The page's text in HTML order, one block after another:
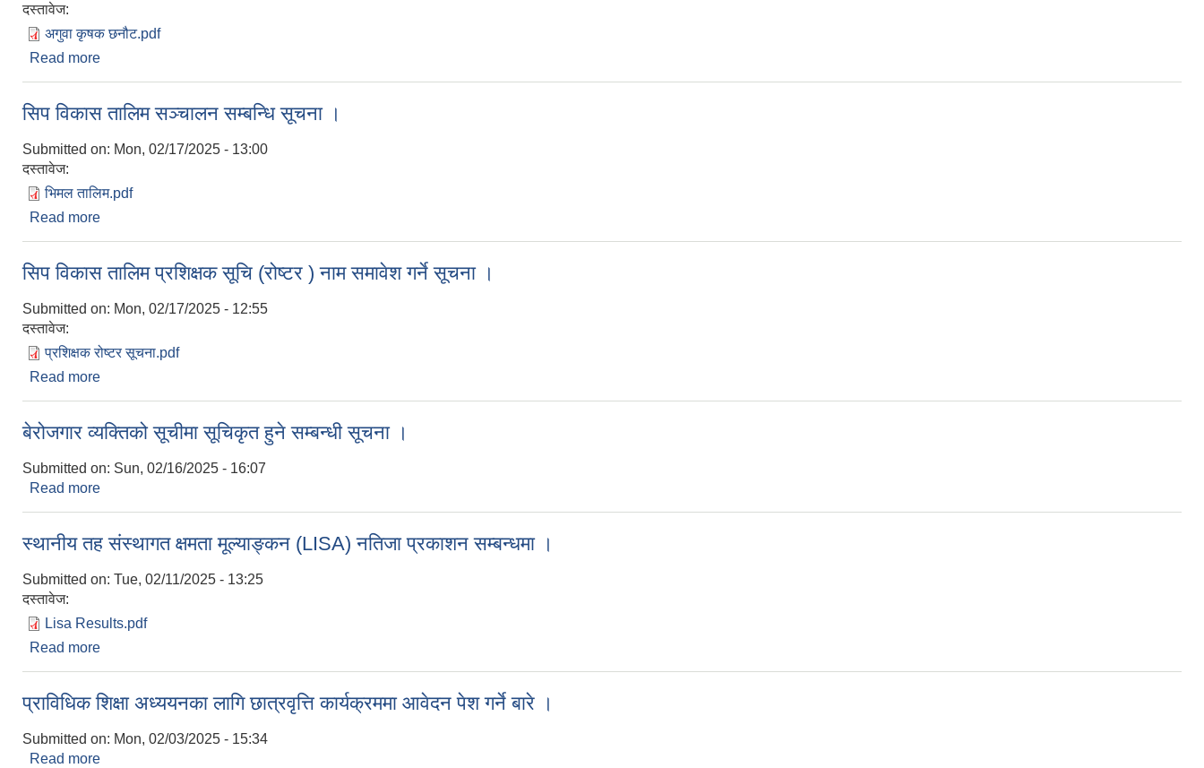
दस्तावेज:
अगुवा कृषक छनौट.pdf
Read more
सिप विकास तालिम सञ्चालन सम्बन्धि सूचना ।
Submitted on: Mon, 02/17/2025 - 13:00
दस्तावेज:
भिमल तालिम.pdf
Read more
सिप विकास तालिम प्रशिक्षक सूचि (रोष्टर ) नाम समावेश गर्ने सूचना ।
Submitted on: Mon, 02/17/2025 - 12:55
दस्तावेज:
प्रशिक्षक रोष्टर सूचना.pdf
Read more
बेरोजगार व्यक्तिको सूचीमा सूचिकृत हुने सम्बन्धी सूचना ।
Submitted on: Sun, 02/16/2025 - 16:07
Read more
स्थानीय तह संस्थागत क्षमता मूल्याङ्कन (LISA) नतिजा प्रकाशन सम्बन्धमा ।
Submitted on: Tue, 02/11/2025 - 13:25
दस्तावेज:
Lisa Results.pdf
Read more
प्राविधिक शिक्षा अध्ययनका लागि छात्रवृत्ति कार्यक्रममा आवेदन पेश गर्ने बारे ।
Submitted on: Mon, 02/03/2025 - 15:34
Read more